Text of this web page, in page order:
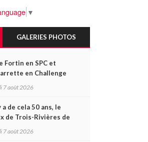
▼
GALERIES PHOTOS
Fortin en SPC et
en Challenge
des premières
7 août 2026
de cela 50 ans, le
de Trois-Rivières de
7 août 2026